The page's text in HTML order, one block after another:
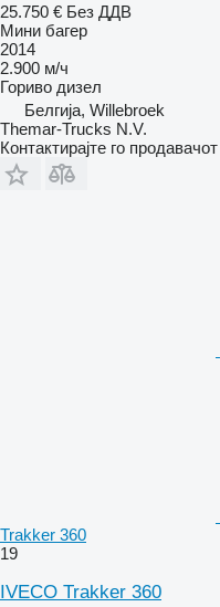
25.750 € Без ДДВ
Мини багер
2014
2.900 м/ч
Гориво дизел
Белгија, Willebroek
Themar-Trucks N.V.
Контактирајте го продавачот
Trakker 360
19
IVECO Trakker 360